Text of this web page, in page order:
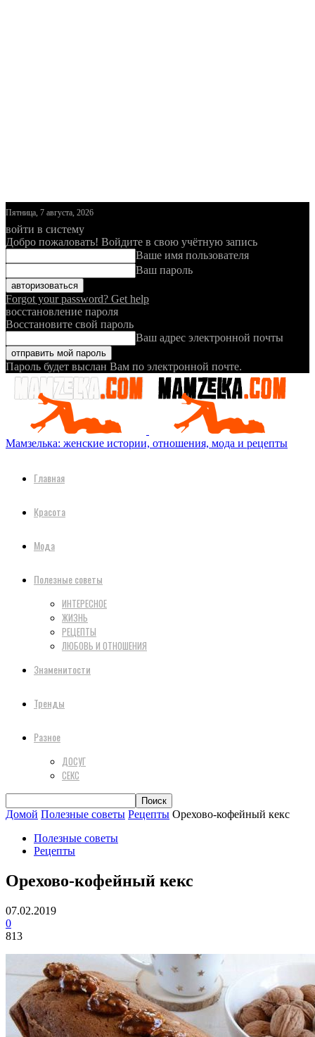
Пятница, 7 августа, 2026
войти в систему
Добро пожаловать! Войдите в свою учётную запись
Ваше имя пользователя
Ваш пароль
Forgot your password? Get help
восстановление пароля
Восстановите свой пароль
Ваш адрес электронной почты
Пароль будет выслан Вам по электронной почте.
Мамзелька: женские истории, отношения, мода и рецепты
Главная
Красота
Мода
Полезные советы
ИНТЕРЕСНОЕ
ЖИЗНЬ
РЕЦЕПТЫ
ЛЮБОВЬ И ОТНОШЕНИЯ
Знаменитости
Тренды
Разное
ДОСУГ
СЕКС
Домой Полезные советы Рецепты Орехово-кофейный кекс
Полезные советы
Рецепты
Орехово-кофейный кекс
07.02.2019
0
813